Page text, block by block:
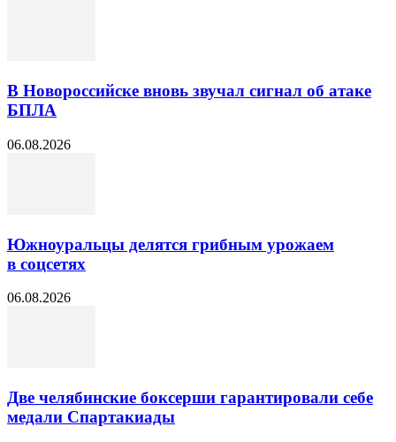
В Новороссийске вновь звучал сигнал об атаке
БПЛА
06.08.2026
Южноуральцы делятся грибным урожаем
в соцсетях
06.08.2026
Две челябинские боксерши гарантировали себе
медали Спартакиады